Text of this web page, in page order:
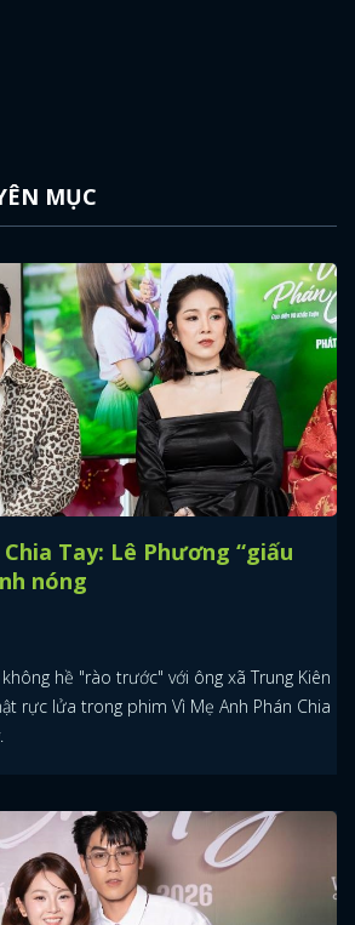
MỤC
Tay: Lê Phương “giấu
nóng
hề "rào trước" với ông xã Trung Kiên
rực lửa trong phim Vì Mẹ Anh Phán Chia